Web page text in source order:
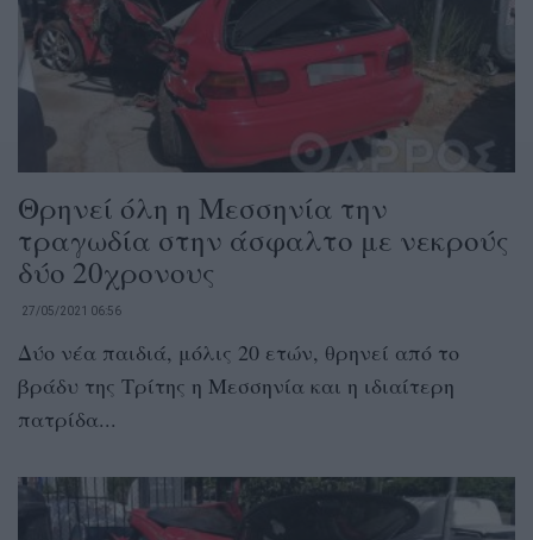
Θρηνεί όλη η Μεσσηνία την
τραγωδία στην άσφαλτο με νεκρούς
δύο 20χρονους
27/05/2021 06:56
Δύο νέα παιδιά, μόλις 20 ετών, θρηνεί από το
βράδυ της Τρίτης η Μεσσηνία και η ιδιαίτερη
πατρίδα...